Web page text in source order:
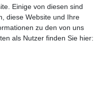
bestimmte
vorbehalten. | Grundpreise
Einige von diesen sind
diese Website und Ihre
zu den von uns
als Nutzer finden Sie hier: